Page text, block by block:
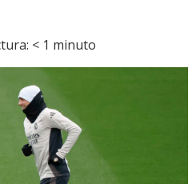
< 1 minuto